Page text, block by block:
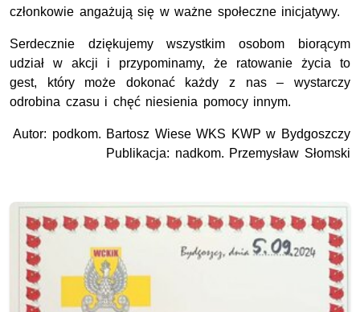
członkowie angażują się w ważne społeczne inicjatywy.
Serdecznie dziękujemy wszystkim osobom biorącym
udział w akcji i przypominamy, że ratowanie życia to
gest, który może dokonać każdy z nas – wystarczy
odrobina czasu i chęć niesienia pomocy innym.
Autor: podkom. Bartosz Wiese WKS KWP w Bydgoszczy
Publikacja: nadkom. Przemysław Słomski